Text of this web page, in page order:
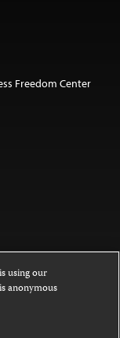
Freedom Center
under a
4.0
using our
anonymous